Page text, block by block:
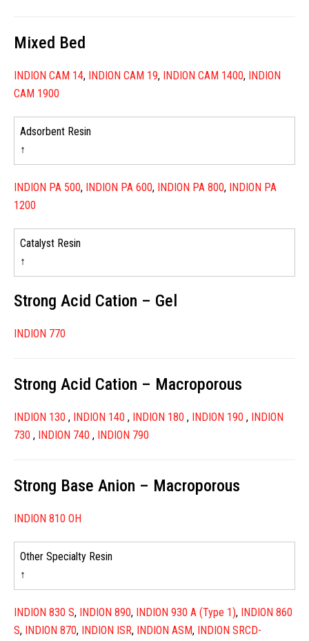
Mixed Bed
INDION CAM 14, INDION CAM 19, INDION CAM 1400, INDION
CAM 1900
Adsorbent Resin
↑
INDION PA 500, INDION PA 600, INDION PA 800, INDION PA
1200
Catalyst Resin
↑
Strong Acid Cation – Gel
INDION 770
Strong Acid Cation – Macroporous
INDION 130 , INDION 140 , INDION 180 , INDION 190 , INDION
730 , INDION 740 , INDION 790
Strong Base Anion – Macroporous
INDION 810 OH
Other Specialty Resin
↑
INDION 830 S, INDION 890, INDION 930 A (Type 1), INDION 860
S, INDION 870, INDION ISR, INDION ASM, INDION SRCD-